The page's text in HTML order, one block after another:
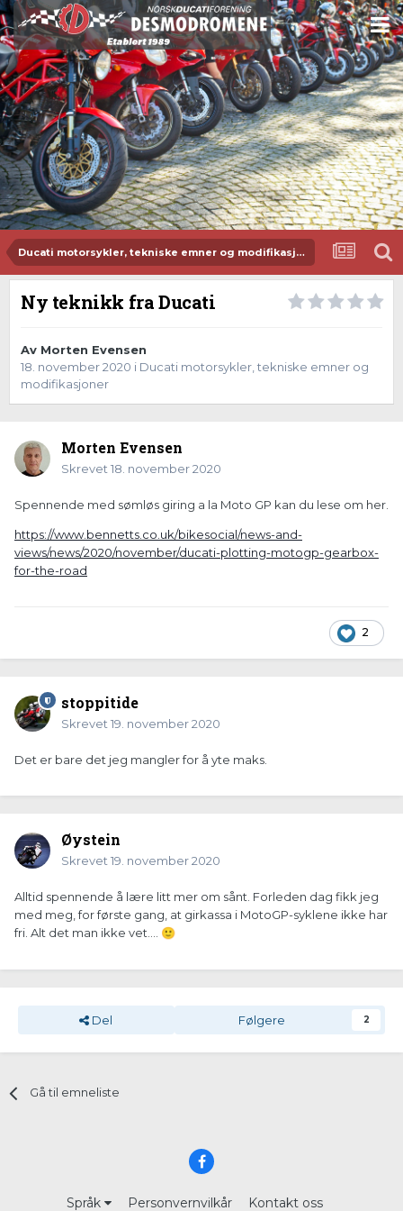
Ducati motorsykler, tekniske emner og modifikasjoner
Ny teknikk fra Ducati
Av Morten Evensen
18. november 2020 i Ducati motorsykler, tekniske emner og
modifikasjoner
Morten Evensen
Skrevet18. november 2020
Spennende med sømløs giring a la Moto GP kan du lese om her.
https://www.bennetts.co.uk/bikesocial/news-and-
views/news/2020/november/ducati-plotting-motogp-gearbox-
for-the-road
2
stoppitide
Skrevet19. november 2020
Det er bare det jeg mangler for å yte maks.
Øystein
Skrevet19. november 2020
Alltid spennende å lære litt mer om sånt. Forleden dag fikk jeg
med meg, for første gang, at girkassa i MotoGP-syklene ikke har
fri. Alt det man ikke vet.... 🙂
Del Følgere 2
Gå til emneliste
Språk Personvernvilkår Kontakt oss